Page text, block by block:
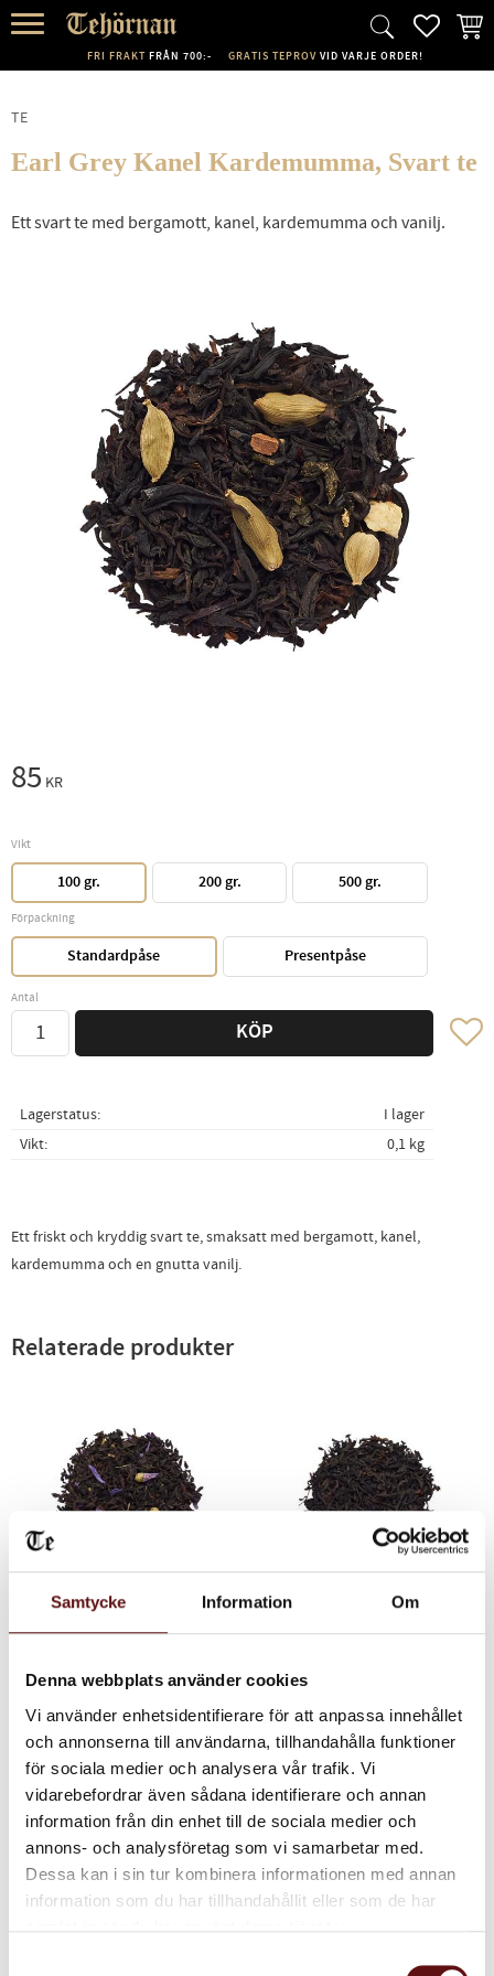
Samtycke Information Om
Denna webbplats använder cookies
Vi använder enhetsidentifierare för att anpassa innehållet
och annonserna till användarna, tillhandahålla funktioner
för sociala medier och analysera vår trafik. Vi
vidarebefordrar även sådana identifierare och annan
information från din enhet till de sociala medier och
annons- och analysföretag som vi samarbetar med.
Dessa kan i sin tur kombinera informationen med annan
information som du har tillhandahållit eller som de har
FRI FRAKT FRÅN 700:- GRATIS TEPROV VID VARJE ORDER!
TE
Earl Grey Kanel Kardemumma, Svart te
Ett svart te med bergamott, kanel, kardemumma och vanilj.
85 KR
Vikt
100 gr. 200 gr. 500 gr.
Förpackning
Standardpåse Presentpåse
Antal
KÖP Lägg
Lagerstatus
I lager
Vikt
0,1 kg
Ett friskt och kryddig svart te, smaksatt med bergamott, kanel,
kardemumma och en gnutta vanilj.
Relaterade produkter
Earl Grey Malva,
Svart te med bergamott och
blå malvablom.
65KR
Lägg till i favoriter INFO
Earl Grey Special,
Svart te med bergamott
70KR
Lägg till i favoriter